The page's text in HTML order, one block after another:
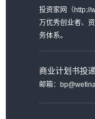
投资家网（http://
万优秀创业者、
务体系。
商业计划书投递
邮箱：